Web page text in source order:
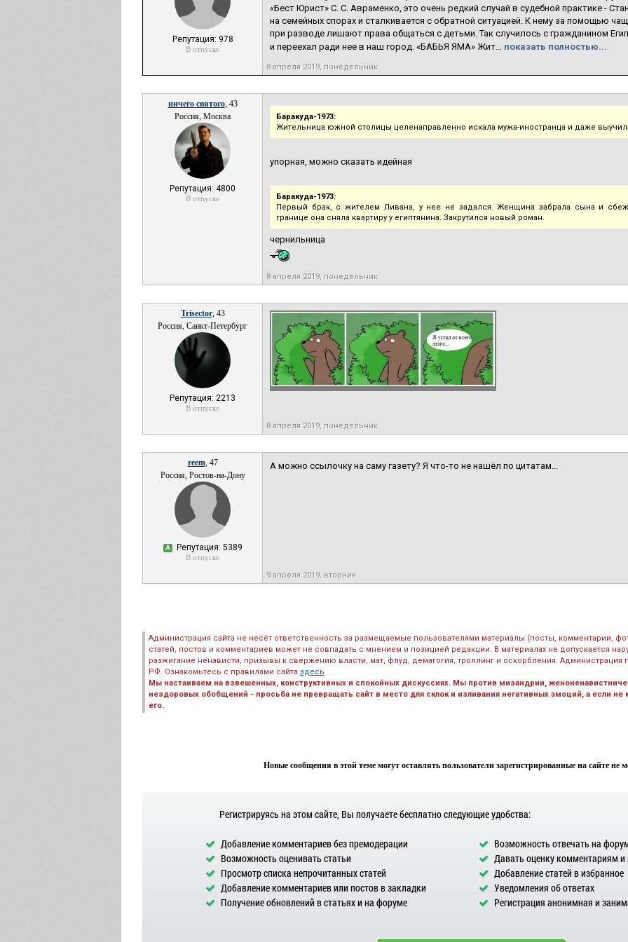
Репутация: 978
В отпуске
«Бест Юрист» С. С. Авраменко, это очень редкий случай в судебной практике -
на семейных спорах и сталкивается с обратной ситуацией. К нему за помощью
при разводе лишают права общаться с детьми. Так случилось с гражданином
и переехал ради нее в наш город. «БАБЬЯ ЯМА» Жит... показать полностью...
8 апреля 2019, понедельник
ничего святого, 43
Россия, Москва
Репутация: 4800
В отпуске
Баракуда-1973:
Жительница южной столицы целенаправленно искала мужа-иностранца и даже
упорная, можно сказать идейная
Баракуда-1973:
Первый брак, с жителем Ливана, у нее не задался. Женщина забрала сына и
границе она сняла квартиру у египтянина. Закрутился новый роман.
чернильница
8 апреля 2019, понедельник
Trisector, 43
Россия, Санкт-Петербург
Репутация: 2213
В отпуске
8 апреля 2019, понедельник
reem, 47
Россия, Ростов-на-Дону
А Репутация: 5389
В отпуске
А можно ссылочку на саму газету? Я что-то не нашёл по цитатам...
9 апреля 2019, вторник
Администрация сайта не несёт ответственность за размещаемые пользователями материалы (посты, комментарии,
статей, постов и комментариев может не совпадать с мнением и позицией редакции. В материалах не допускается
разжигание ненависти, призывы к свержению власти, мат, флуд, демагогия, троллинг и оскорбления. Администрация
РФ. Ознакомьтесь с правилами сайта здесь
Мы настаиваем на взвешенных, конструктивных и спокойных дискуссиях. Мы против мизандрии,
нездоровых обобщений - просьба не превращать сайт в место для склок и изливания негативных эмоций, а если
его.
Новые сообщения в этой теме могут оставлять пользователи зарегистрированные на сайте не
Регистрируясь на этом сайте, Вы получаете бесплатно следующие удобства:
Добавление комментариев без премодерации
Возможность отвечать на
Возможность оценивать статьи
Давать оценку комментариям
Просмотр списка непрочитанных статей
Добавление статей в избранное
Добавление комментариев или постов в закладки
Уведомления об ответах
Получение обновлений в статьях и на форуме
Регистрация анонимная и